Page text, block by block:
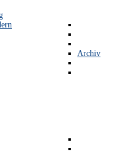
Archiv